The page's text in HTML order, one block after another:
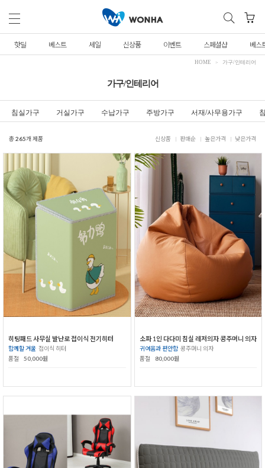
핫딜 베스트 세일 신상품 이벤트 스페셜샵 베스
HOME 가구/인테리어
가구/인테리어
침실가구 거실가구 수납가구 주방가구 서재/사무용가구
총265개 제품 신상품 판매순 높은가격 낮은가격
히팅패드 사무실 발난로 접이식 전기히터
함께할 겨울 접이식 히터
품절
50,000원
소파 1인 다다미 침실 레저의자 콩주머니 의자
귀여움과 편안함 콩주머니 의자
품절
80,000원